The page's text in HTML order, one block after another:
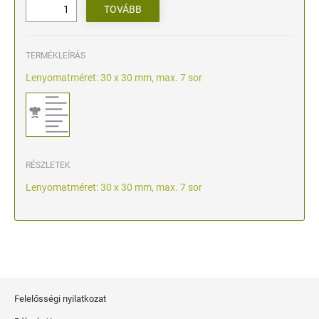
TERMÉKLEÍRÁS
Lenyomatméret: 30 x 30 mm, max. 7 sor
RÉSZLETEK
Lenyomatméret: 30 x 30 mm, max. 7 sor
Felelősségi nyilatkozat